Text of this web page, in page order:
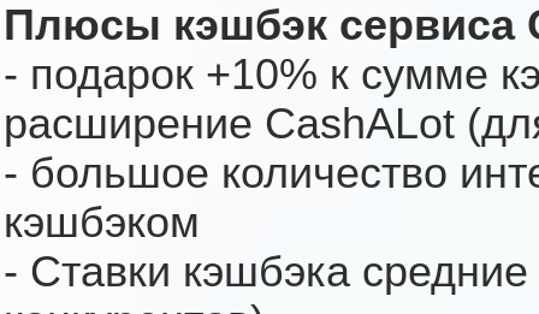
Плюсы кэшбэк сервиса
- подарок +10% к сумме
расширение CashALot
- большое количество
кэшбэком
- Ставки кэшбэка